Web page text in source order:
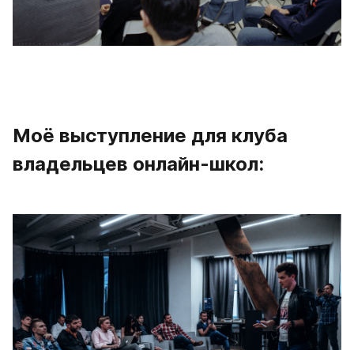
Моё выступление для клуба
владельцев онлайн-школ: